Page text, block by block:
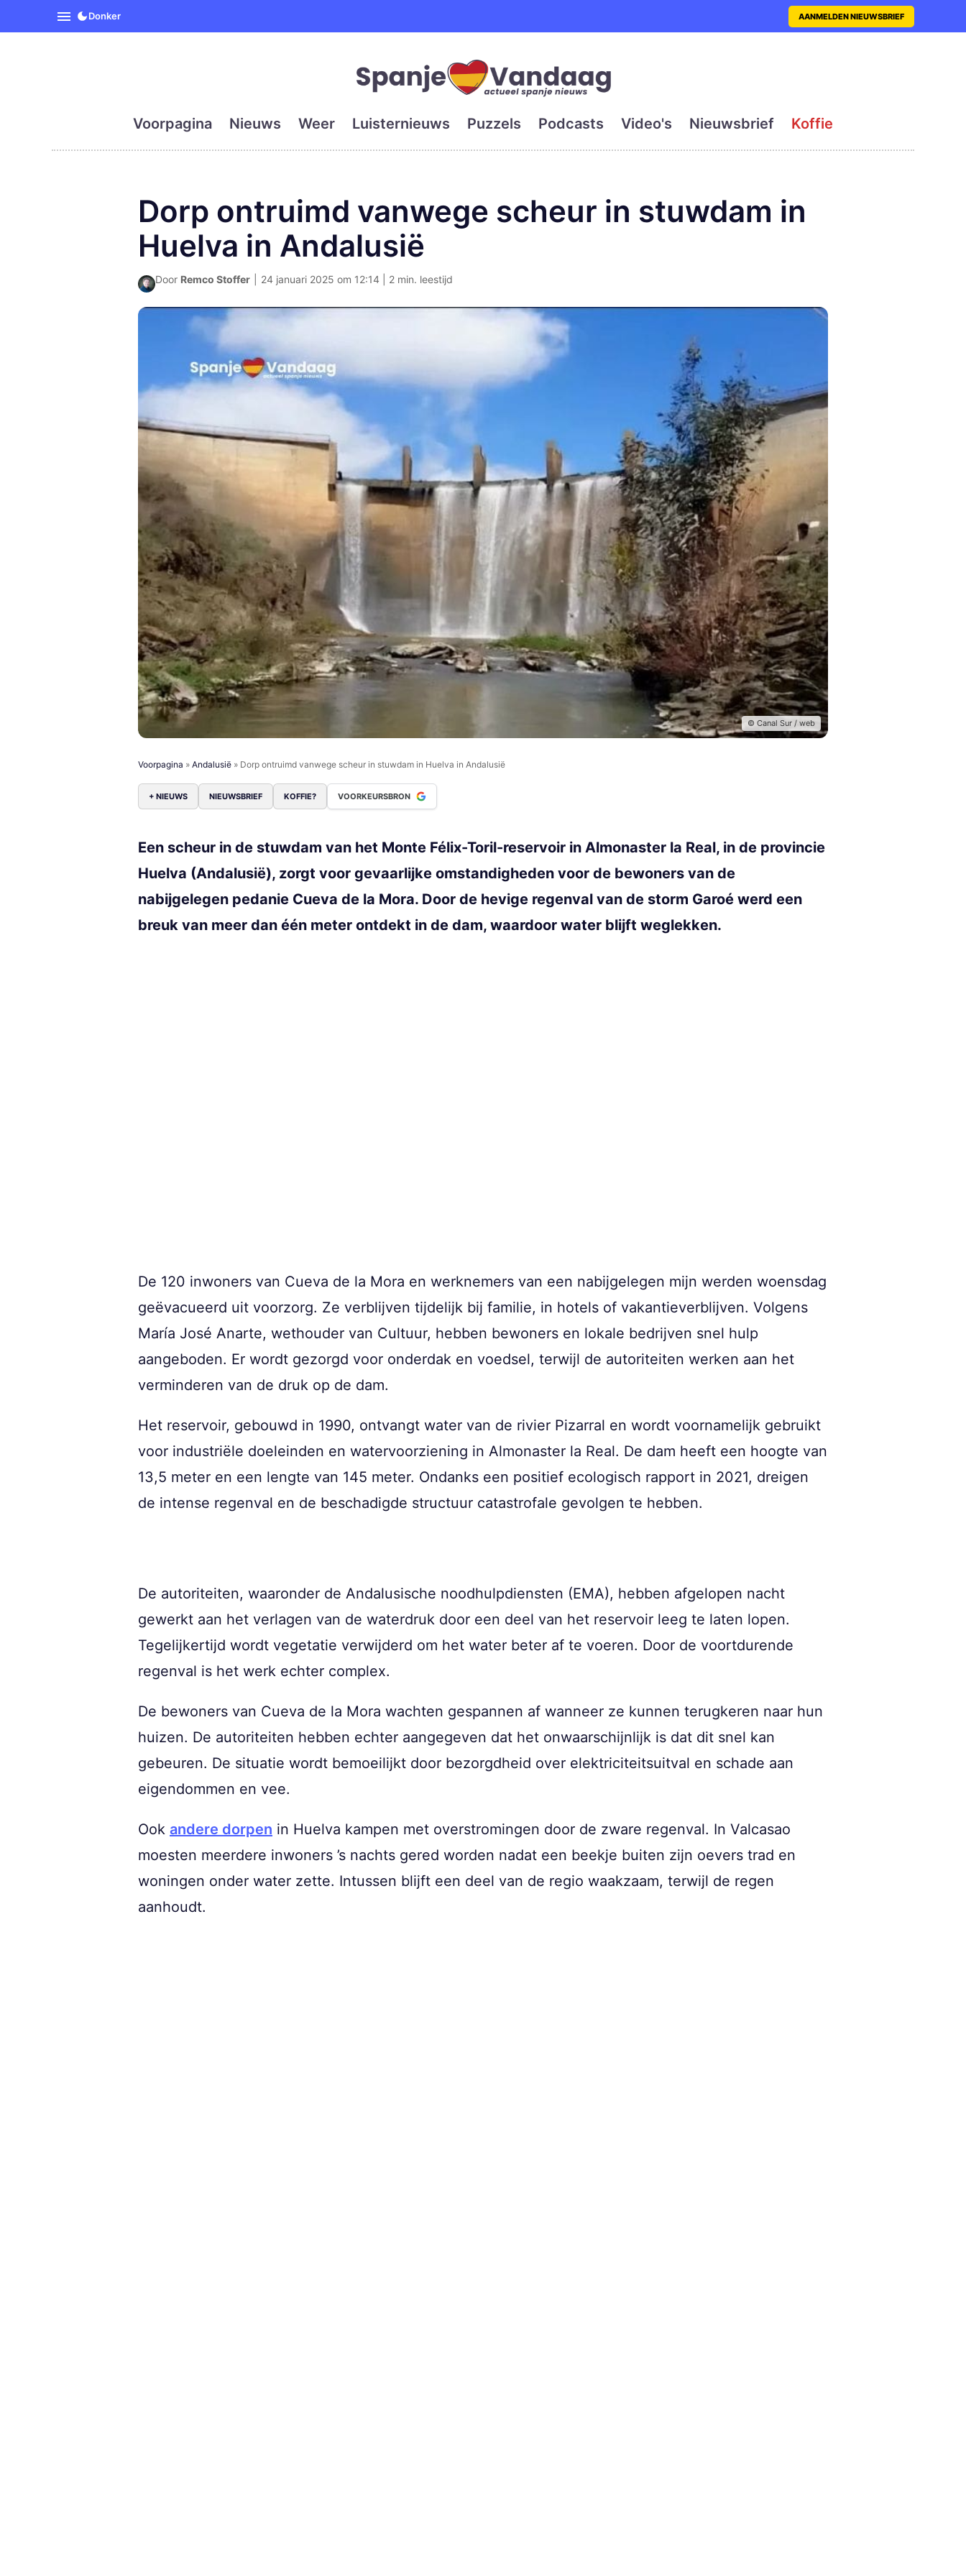
SpanjeVandaag is de eerste en grootste digitale krant met actueel en
Donker AANMELDEN NIEUWSBRIEF
Voorpagina Nieuws Weer Luisternieuws Puzzels Podcasts Video's Nieuwsbrief Koffie
Dorp ontruimd vanwege scheur in stuwdam in
Huelva in Andalusië
Door Remco Stoffer 24 januari 2025 om 12:14 | 2 min. leestijd
© Canal Sur / web
Voorpagina » Andalusië » Dorp ontruimd vanwege scheur in stuwdam in Huelva in Andalusië
+ NIEUWS NIEUWSBRIEF KOFFIE? VOORKEURSBRON
Een scheur in de stuwdam van het Monte Félix-Toril-reservoir in Almonaster la Real, in de provincie
Huelva (Andalusië), zorgt voor gevaarlijke omstandigheden voor de bewoners van de
nabijgelegen pedanie Cueva de la Mora. Door de hevige regenval van de storm Garoé werd een
breuk van meer dan één meter ontdekt in de dam, waardoor water blijft weglekken.
De 120 inwoners van Cueva de la Mora en werknemers van een nabijgelegen mijn werden woensdag
geëvacueerd uit voorzorg. Ze verblijven tijdelijk bij familie, in hotels of vakantieverblijven. Volgens
María José Anarte, wethouder van Cultuur, hebben bewoners en lokale bedrijven snel hulp
aangeboden. Er wordt gezorgd voor onderdak en voedsel, terwijl de autoriteiten werken aan het
verminderen van de druk op de dam.
Het reservoir, gebouwd in 1990, ontvangt water van de rivier Pizarral en wordt voornamelijk gebruikt
voor industriële doeleinden en watervoorziening in Almonaster la Real. De dam heeft een hoogte van
13,5 meter en een lengte van 145 meter. Ondanks een positief ecologisch rapport in 2021, dreigen
de intense regenval en de beschadigde structuur catastrofale gevolgen te hebben.
De autoriteiten, waaronder de Andalusische noodhulpdiensten (EMA), hebben afgelopen nacht
gewerkt aan het verlagen van de waterdruk door een deel van het reservoir leeg te laten lopen.
Tegelijkertijd wordt vegetatie verwijderd om het water beter af te voeren. Door de voortdurende
regenval is het werk echter complex.
De bewoners van Cueva de la Mora wachten gespannen af wanneer ze kunnen terugkeren naar hun
huizen. De autoriteiten hebben echter aangegeven dat het onwaarschijnlijk is dat dit snel kan
gebeuren. De situatie wordt bemoeilijkt door bezorgdheid over elektriciteitsuitval en schade aan
eigendommen en vee.
Ook andere dorpen in Huelva kampen met overstromingen door de zware regenval. In Valcasao
moesten meerdere inwoners ’s nachts gered worden nadat een beekje buiten zijn oevers trad en
woningen onder water zette. Intussen blijft een deel van de regio waakzaam, terwijl de regen
aanhoudt.